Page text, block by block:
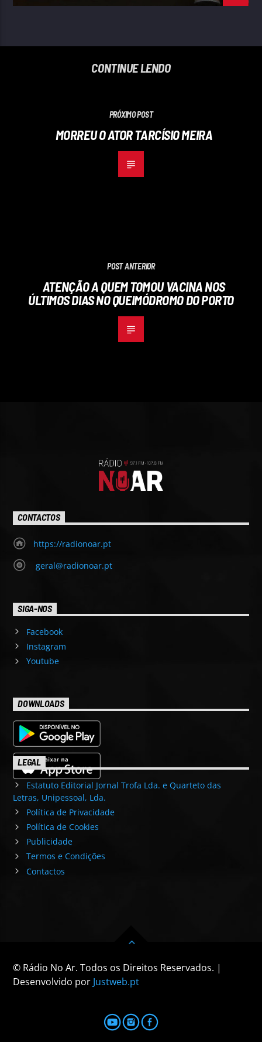
CONTINUE LENDO
PRÓXIMO POST
MORREU O ATOR TARCÍSIO MEIRA
POST ANTERIOR
ATENÇÃO A QUEM TOMOU VACINA NOS
ÚLTIMOS DIAS NO QUEIMÓDROMO DO PORTO
CONTACTOS
https://radionoar.pt
geral@radionoar.pt
SIGA-NOS
Facebook
Instagram
Youtube
DOWNLOADS
LEGAL
Estatuto Editorial Jornal Trofa Lda. e Quarteto das
Letras, Unipessoal, Lda.
Política de Privacidade
Política de Cookies
Publicidade
Termos e Condições
Contactos
© Rádio No Ar. Todos os Direitos Reservados. |
Desenvolvido por Justweb.pt